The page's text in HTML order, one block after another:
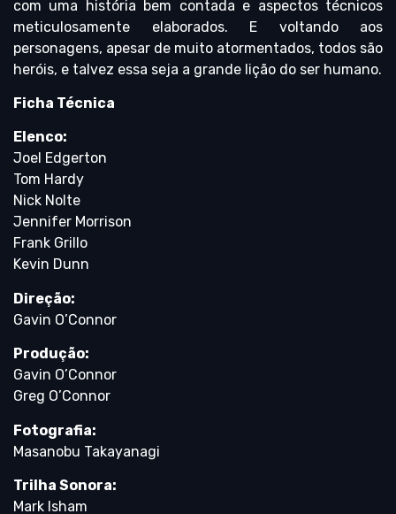
com uma história bem contada e aspectos técnicos
meticulosamente elaborados. E voltando aos
personagens, apesar de muito atormentados, todos são
heróis, e talvez essa seja a grande lição do ser humano.
Ficha Técnica
Elenco:
Joel Edgerton
Tom Hardy
Nick Nolte
Jennifer Morrison
Frank Grillo
Kevin Dunn
Direção:
Gavin O’Connor
Produção:
Gavin O’Connor
Greg O’Connor
Fotografia:
Masanobu Takayanagi
Trilha Sonora:
Mark Isham